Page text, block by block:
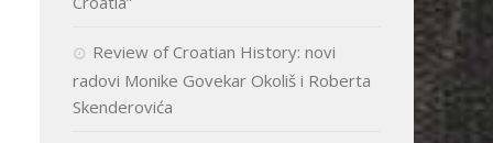
Review of Croatian History: novi
radovi Monike Govekar Okoliš i Roberta
Skenderovića